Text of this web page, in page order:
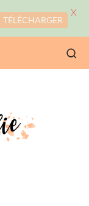
TÉLÉCHARGER
X